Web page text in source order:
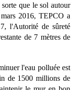
que le sol autour
2016, TEPCO a
l'Autorité de sûreté
de 7 mètres de
l'eau polluée est
de 1500 millions de